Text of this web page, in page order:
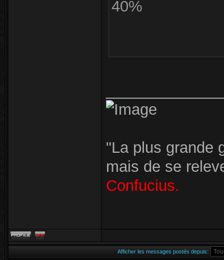
40%
"La plus grande
mais de se
Confucius.
Afficher les messages postés depuis: